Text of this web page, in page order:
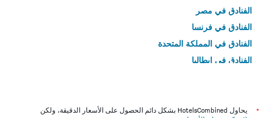
الفنادق في مصر
الفنادق في فرنسا
الفنادق في المملكة المتحدة
الفنادق في إيطاليا
*
يحاول HotelsCombined بشكل دائم الحصول على الأسعار الدقيقة، ولكن